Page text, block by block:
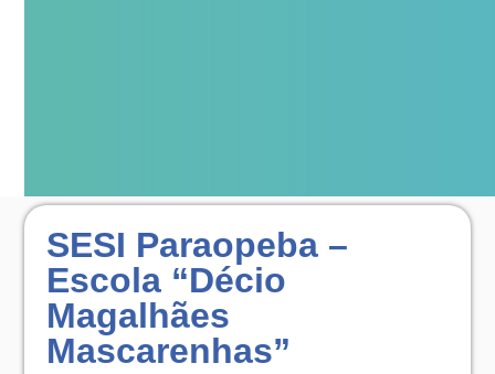
SESI Paraopeba –
Escola “Décio
Magalhães
Mascarenhas”